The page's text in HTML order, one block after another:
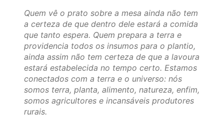
Quem vê o prato sobre a mesa ainda não tem
a certeza de que dentro dele estará a comida
que tanto espera. Quem prepara a terra e
providencia todos os insumos para o plantio,
ainda assim não tem certeza de que a lavoura
estará estabelecida no tempo certo. Estamos
conectados com a terra e o universo: nós
somos terra, planta, alimento, natureza, enfim,
somos agricultores e incansáveis produtores
rurais.